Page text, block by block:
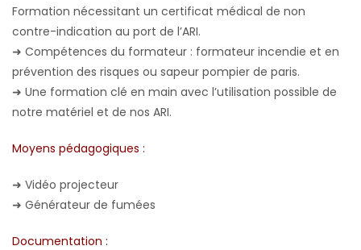
Formation nécessitant un certificat médical de non
contre-indication au port de l’ARI.
➜ Compétences du formateur : formateur incendie et en
prévention des risques ou sapeur pompier de paris.
➜ Une formation clé en main avec l’utilisation possible de
notre matériel et de nos ARI.
Moyens pédagogiques :
➜ Vidéo projecteur
➜ Générateur de fumées
Documentation :